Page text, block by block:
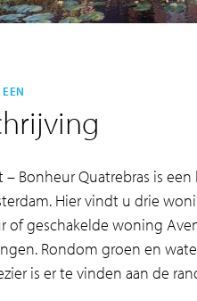
– Bonheur Quatrebras is
Hier vindt u drie
of geschakelde woning
Rondom groen en
is er te vinden aan de